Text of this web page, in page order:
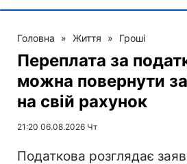
Головна » Життя » Гроші
Переплата за
можна повернути
на свій рахунок
21:20 06.08.2026 Чт
Податкова розглядає